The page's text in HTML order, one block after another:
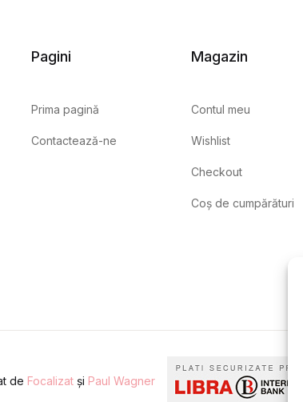
Pagini
Prima pagină
Contactează-ne
Magazin
Contul meu
Wishlist
Checkout
Coș de cumpărături
de Focalizat și Paul Wagner